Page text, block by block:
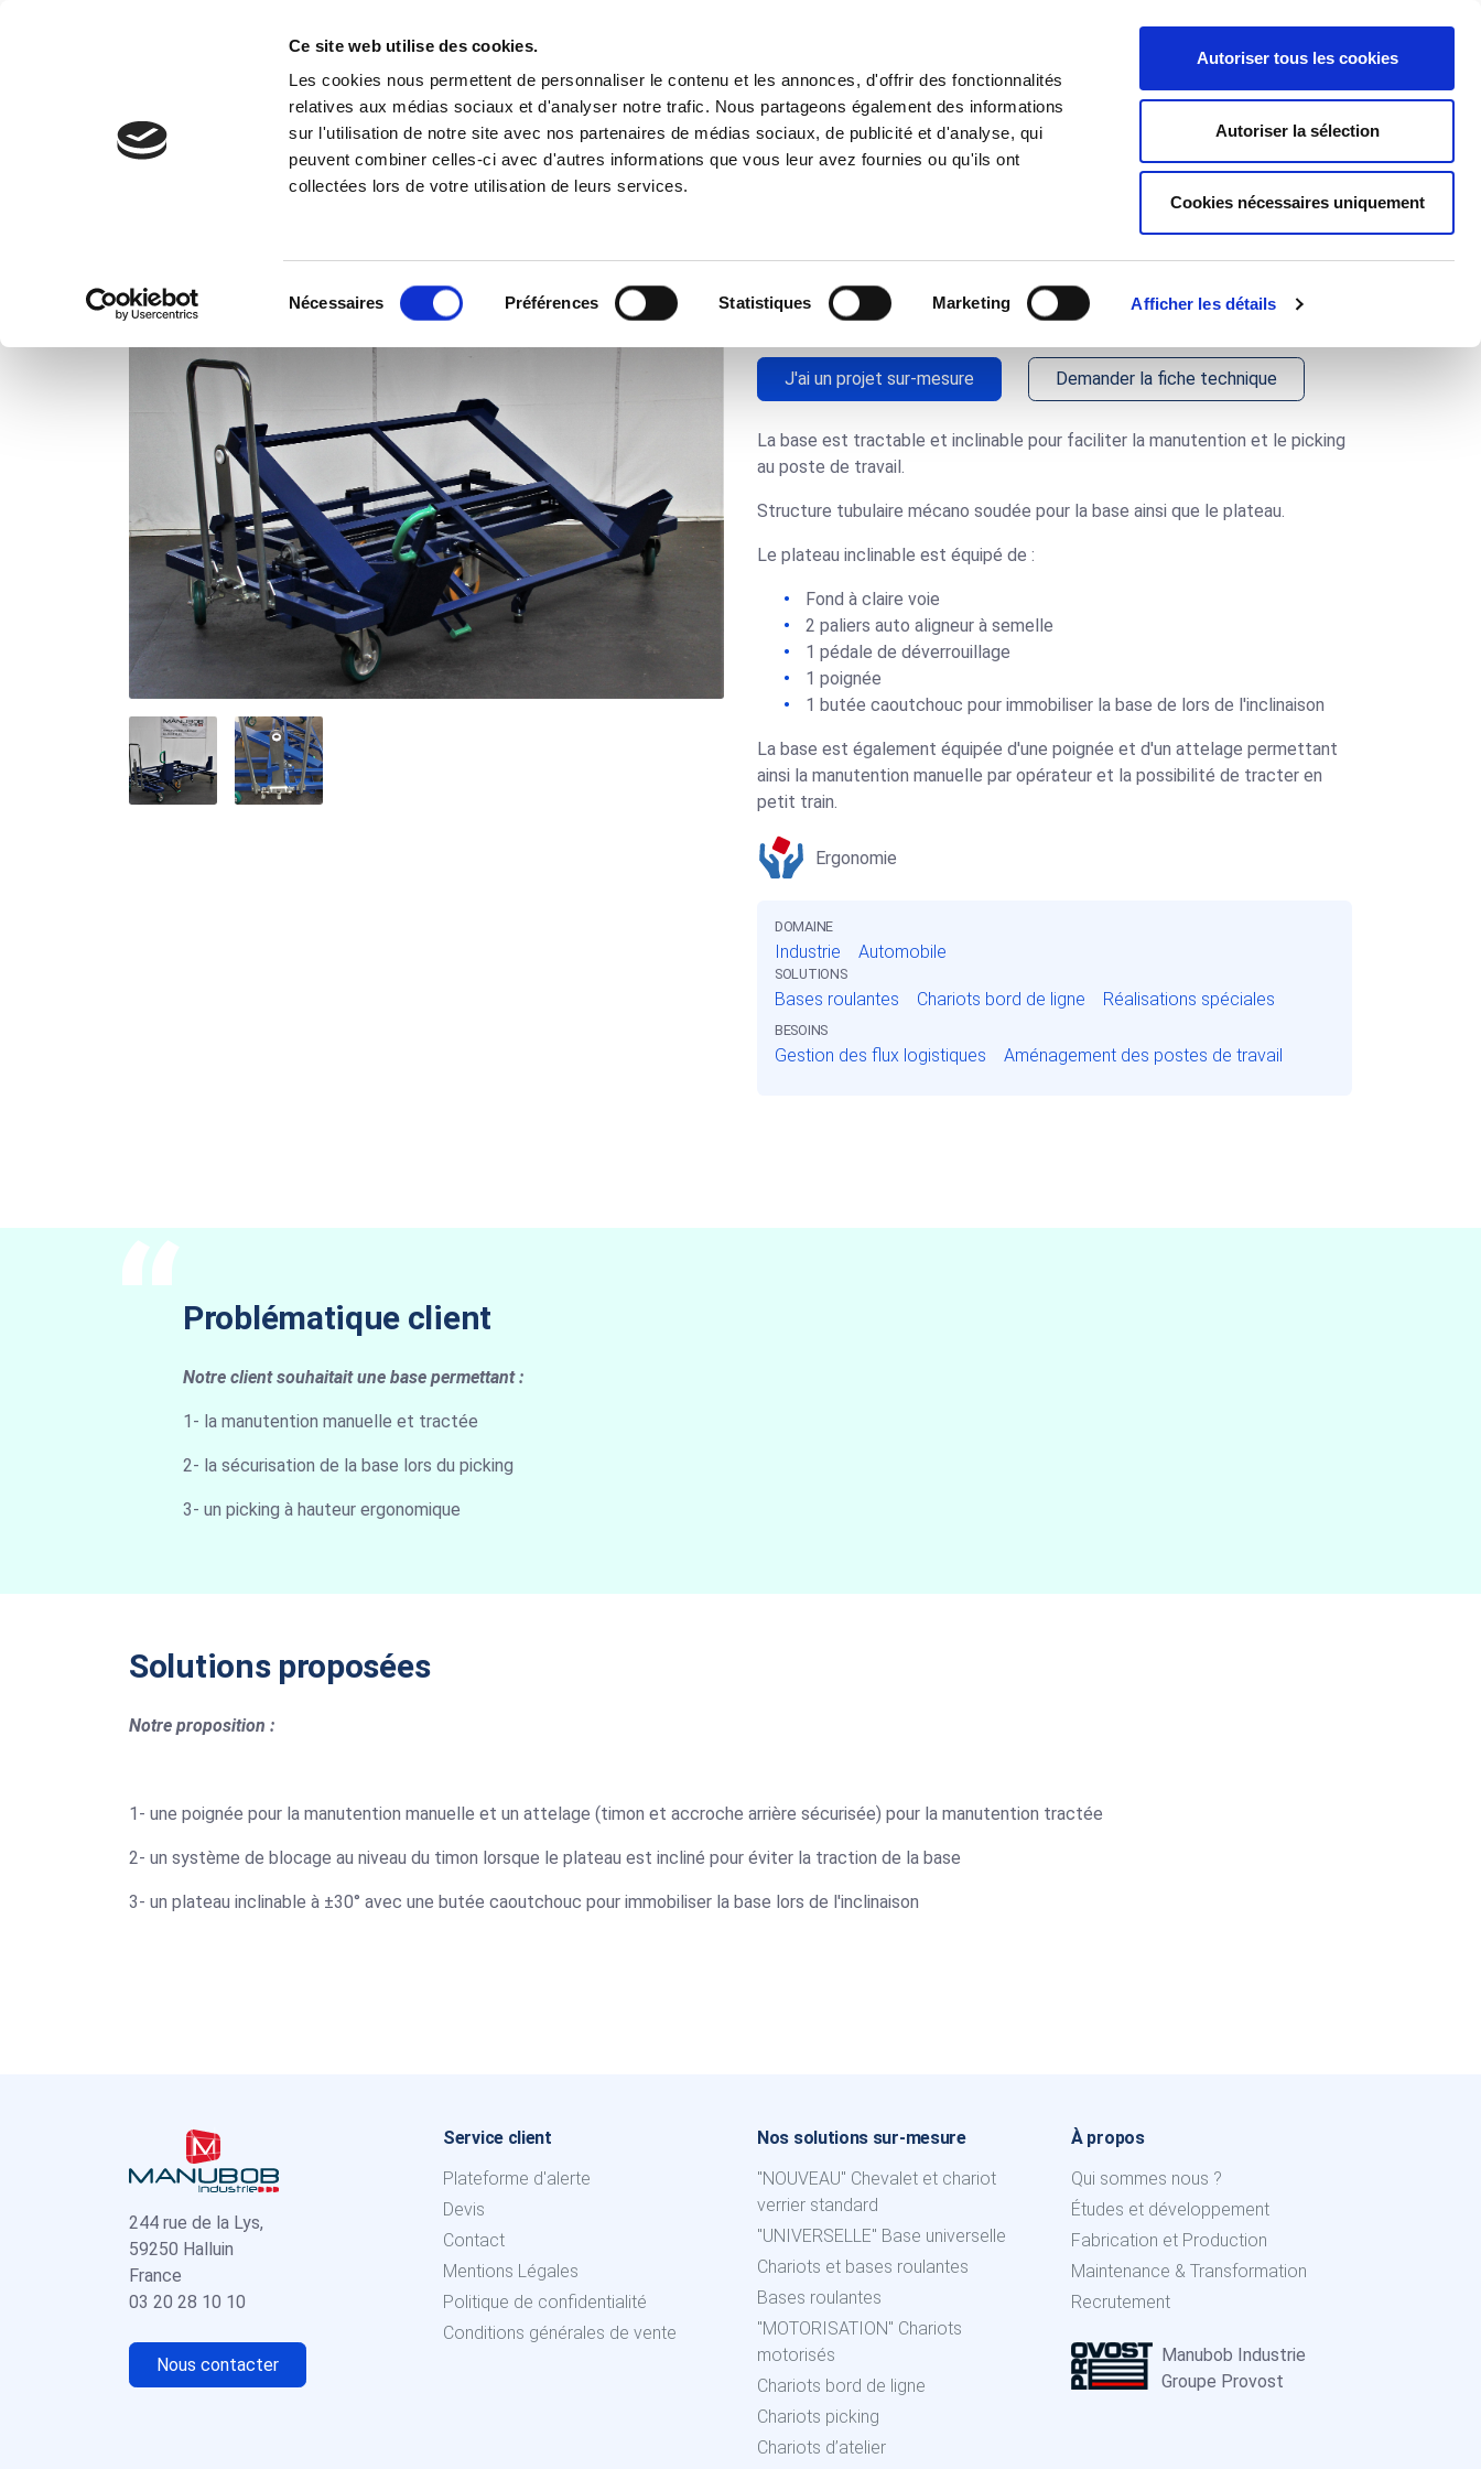
Ce site web utilise des cookies.
Les cookies nous permettent de personnaliser le contenu et les annonces, d'offrir des fonctionnalités
relatives aux médias sociaux et d'analyser notre trafic. Nous partageons également des informations
sur l'utilisation de notre site avec nos partenaires de médias sociaux, de publicité et d'analyse, qui
peuvent combiner celles-ci avec d'autres informations que vous leur avez fournies ou qu'ils ont
collectées lors de votre utilisation de leurs services.
Nécessaires Préférences Statistiques Marketing Afficher les détails
Autoriser tous les cookies
Autoriser la sélection
Cookies nécessaires uniquement
Vos Besoins À propos
Réalisations Base roulante tractable plateau inclinable_3198
Base roulante tractable
plateau inclinable_3198
J'ai un projet sur-mesure Demander la fiche technique
La base est tractable et inclinable pour faciliter la manutention et le picking
au poste de travail.
Structure tubulaire mécano soudée pour la base ainsi que le plateau.
Le plateau inclinable est équipé de :
Fond à claire voie
2 paliers auto aligneur à semelle
1 pédale de déverrouillage
1 poignée
1 butée caoutchouc pour immobiliser la base de lors de l'inclinaison
La base est également équipée d'une poignée et d'un attelage permettant
ainsi la manutention manuelle par opérateur et la possibilité de tracter en
petit train.
Ergonomie
DOMAINE
Industrie Automobile
SOLUTIONS
Bases roulantes Chariots bord de ligne Réalisations spéciales
BESOINS
Gestion des flux logistiques Aménagement des postes de travail
Problématique client
Notre client souhaitait une base permettant :
1- la manutention manuelle et tractée
2- la sécurisation de la base lors du picking
3- un picking à hauteur ergonomique
Solutions proposées
Notre proposition :
1- une poignée pour la manutention manuelle et un attelage (timon et accroche arrière sécurisée) pour la manutention tractée
2- un système de blocage au niveau du timon lorsque le plateau est incliné pour éviter la traction de la base
3- un plateau inclinable à ±30° avec une butée caoutchouc pour immobiliser la base lors de l'inclinaison
244 rue de la Lys,
59250 Halluin
France
03 20 28 10 10
Nous contacter
Service client
Plateforme d'alerte
Devis
Contact
Mentions Légales
Politique de confidentialité
Conditions générales de vente
Nos solutions sur-mesure
"NOUVEAU" Chevalet et chariot
verrier standard
"UNIVERSELLE" Base universelle
Chariots et bases roulantes
Bases roulantes
"MOTORISATION" Chariots
motorisés
Chariots bord de ligne
Chariots picking
Chariots d’atelier
À propos
Qui sommes nous ?
Études et développement
Fabrication et Production
Maintenance & Transformation
Recrutement
Manubob Industrie
Groupe Provost